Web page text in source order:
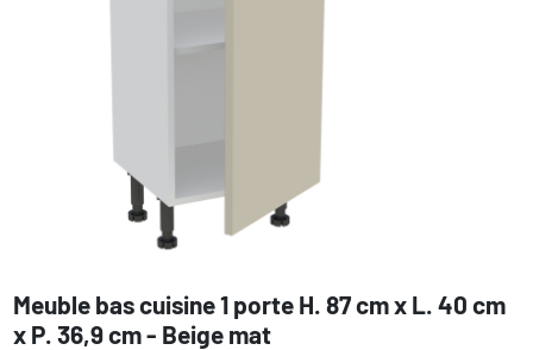
Meuble bas cuisine 1 porte H. 87 cm x L. 40 cm
x P. 36,9 cm - Beige mat